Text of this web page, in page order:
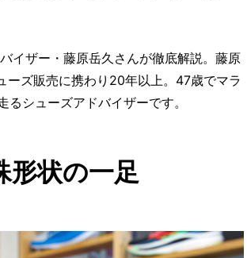
イザー・藤原岳久さんが徹底解説。藤原
ーズ販売に携わり 20年以上。 47歳でマラ
るシューズアドバイザーです。
形状の一足